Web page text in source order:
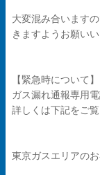
大変混み合います
きますようお願いい
【緊急時について】
ガス漏れ通報専用
詳しくは下記をご覧
東京ガスエリアの